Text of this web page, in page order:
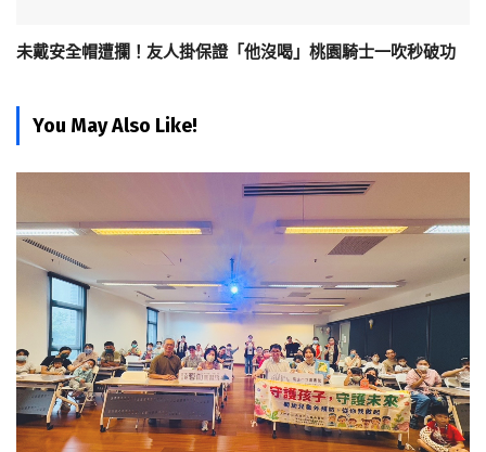
未戴安全帽遭攔！友人掛保證「他沒喝」桃園騎士一吹秒破功
You May Also Like!